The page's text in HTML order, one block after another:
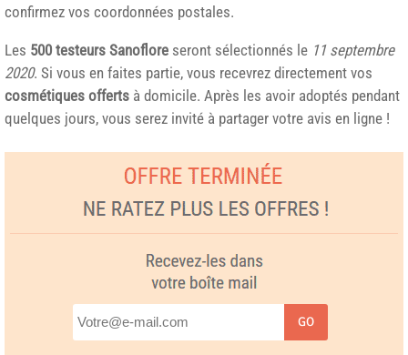
confirmez vos coordonnées postales.
Les 500 testeurs Sanoflore seront sélectionnés le 11 septembre
2020. Si vous en faites partie, vous recevrez directement vos
cosmétiques offerts à domicile. Après les avoir adoptés pendant
quelques jours, vous serez invité à partager votre avis en ligne !
GO